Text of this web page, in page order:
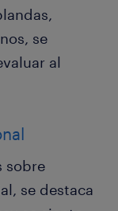
se
al
sobre
se destaca